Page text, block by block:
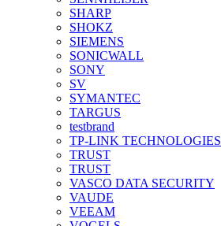
SHARP
SHOKZ
SIEMENS
SONICWALL
SONY
SV
SYMANTEC
TARGUS
testbrand
TP-LINK TECHNOLOGIES
TRUST
TRUST
VASCO DATA SECURITY
VAUDE
VEEAM